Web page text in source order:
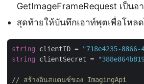
GetImageFrameRequest เป็น
สุดท้ายให้บันทึกเอาท์พุตเพื่อโหล
string clientID =
"718e4235-
string clientSecret =
// สร้างอินสแตนซ์ของ ImagingApi